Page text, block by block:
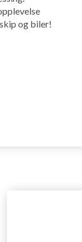
og biler!